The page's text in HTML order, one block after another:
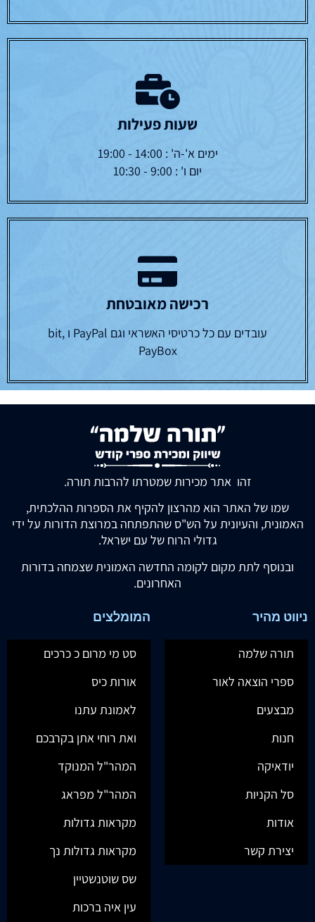
שעות פעילות
ימים א'-ה' : 14:00 - 19:00
יום ו' : 9:00 - 10:30
רכישה מאובטחת
עובדים עם כל כרטיסי האשראי וגם PayPal ו bit,
PayBox
זהו אתר מכירות שמטרתו להרבות תורה.
שמו של האתר הוא מהרצון להקיף את הספרות ההלכתית,
האמונית, והעיונית על הש"ס שהתפתחה במרוצת הדורות על ידי
גדולי הרוח של עם ישראל.
ובנוסף לתת מקום לקומה החדשה האמונית שצמחה בדורות
האחרונים.
ניווט מהיר
תורה שלמה
ספרי הוצאה לאור
מבצעים
חנות
יודאיקה
סל הקניות
אודות
יצירת קשר
המומלצים
סט מי מרום כ כרכים
אורות כיס
לאמונת עתנו
ואת רוחי אתן בקרבכם
המהר"ל המנוקד
המהר"ל מפראג
מקראות גדולות
מקראות גדולות נך
שס שוטנשטיין
עין איה ברכות